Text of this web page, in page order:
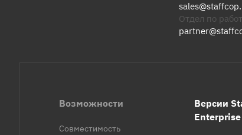
Отдел по
Возможности
Совместимость
Версии
Enterprise